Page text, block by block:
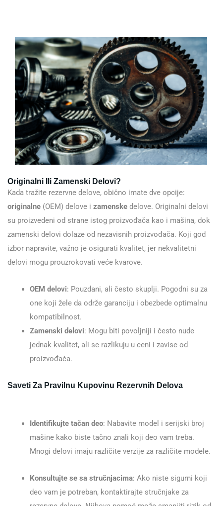
Originalni Ili Zamenski Delovi?
Kada tražite rezervne delove, obično imate dve opcije:
originalne (OEM) delove i zamenske delove. Originalni delovi
su proizvedeni od strane istog proizvođača kao i mašina, dok
zamenski delovi dolaze od nezavisnih proizvođača. Koji god
izbor napravite, važno je osigurati kvalitet, jer nekvalitetni
delovi mogu prouzrokovati veće kvarove.
OEM delovi: Pouzdani, ali često skuplji. Pogodni su za
one koji žele da održe garanciju i obezbede optimalnu
kompatibilnost.
Zamenski delovi: Mogu biti povoljniji i često nude
jednak kvalitet, ali se razlikuju u ceni i zavise od
proizvođača.
Saveti Za Pravilnu Kupovinu Rezervnih Delova
Identifikujte tačan deo: Nabavite model i serijski broj
mašine kako biste tačno znali koji deo vam treba.
Mnogi delovi imaju različite verzije za različite modele.
Konsultujte se sa stručnjacima: Ako niste sigurni koji
deo vam je potreban, kontaktirajte stručnjake za